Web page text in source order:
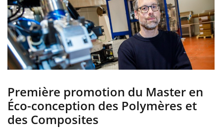
Première promotion du Master en
Éco-conception des Polymères et
des Composites